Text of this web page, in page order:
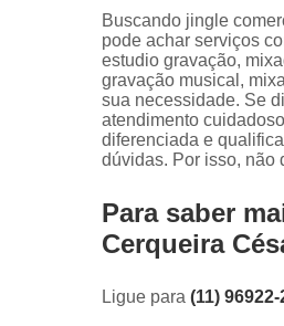
Buscando jingle
pode achar serviços
estudio gravação,
gravação musical,
sua necessidade. Se
atendimento
diferenciada e
dúvidas. Por isso, não
Para saber
Cerqueira
Ligue para (11)